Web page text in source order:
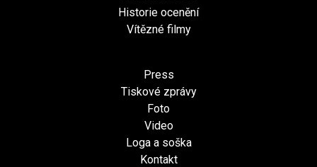
Historie ocenění
Vítězné filmy
Press
Tiskové zprávy
Foto
Video
Loga a soška
Kontakt